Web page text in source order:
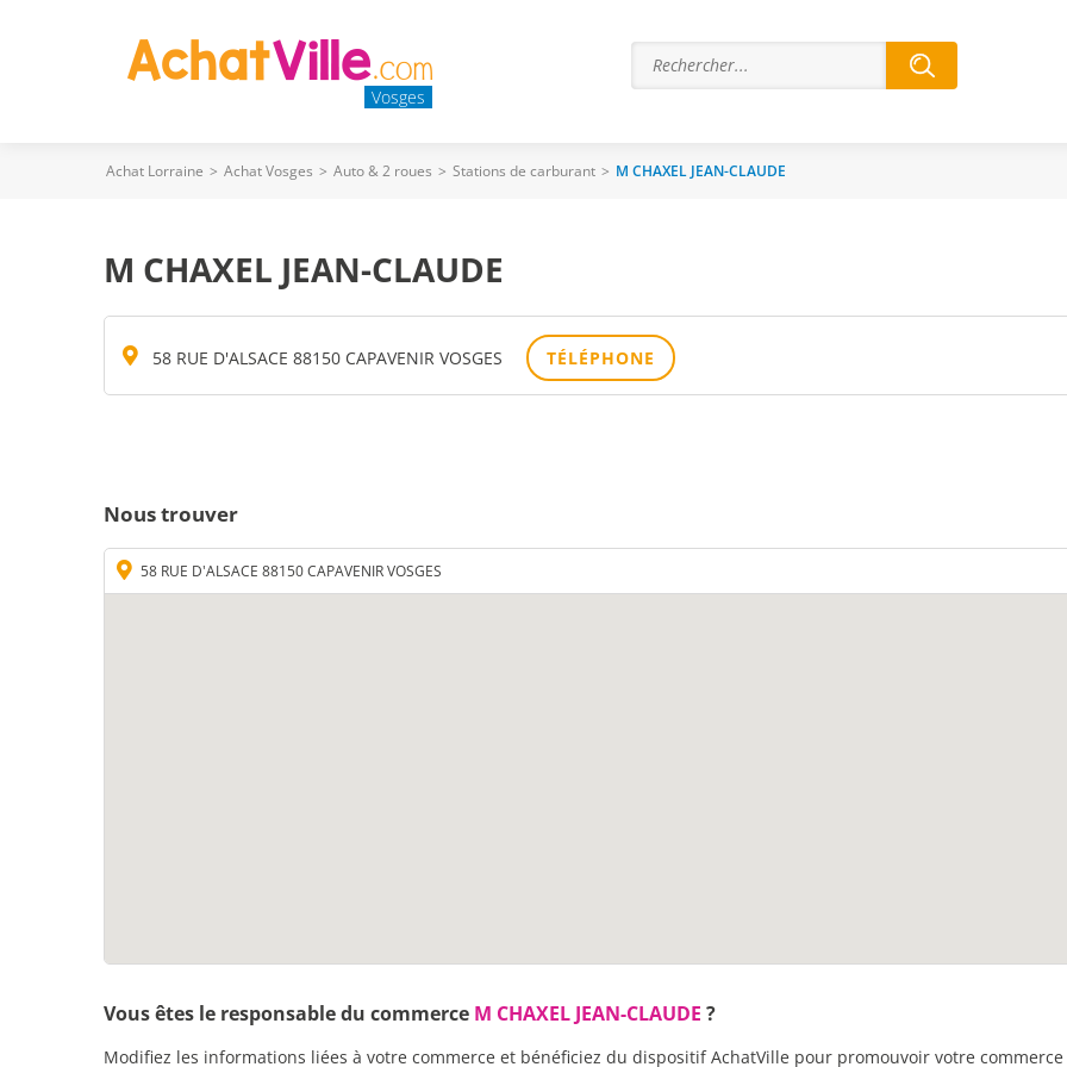
Vosges
Achat Lorraine > Achat Vosges > Auto & 2 roues > Stations de carburant > M CHAXEL JEAN-CLAUDE
M CHAXEL JEAN-CLAUDE
58 RUE D'ALSACE 88150 CAPAVENIR VOSGES TÉLÉPHONE
Nous trouver
58 RUE D'ALSACE 88150 CAPAVENIR VOSGES
Vous êtes le responsable du commerce M CHAXEL JEAN-CLAUDE ?
Modifiez les informations liées à votre commerce et bénéficiez du dispositif AchatVille pour promouvoir votre